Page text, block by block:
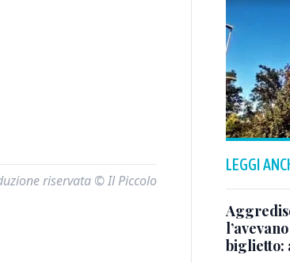
riservata © Il Piccolo
LEGGI
biglietto: